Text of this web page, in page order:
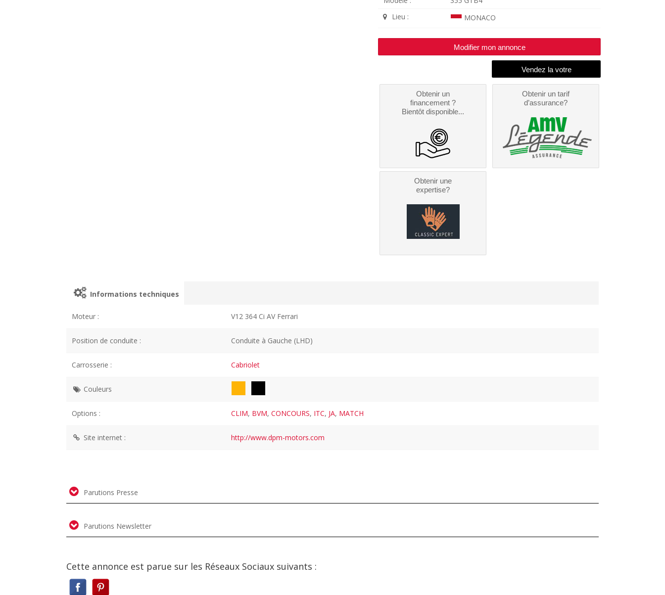
Lieu :
MONACO
Modifier mon annonce
Obtenir un
financement ?
Bientôt disponible...
Obtenir un tarif
d’assurance?
Obtenir une
expertise?
Informations techniques
Moteur : V12 364 Ci AV Ferrari
Position de conduite : Conduite à Gauche (LHD)
Carrosserie : Cabriolet
Couleurs
Options : CLIM, BVM,CONCOURS, ITC, JA, MATCH
Site internet : http://www.dpm-motors.com
Parutions Presse
Parutions Newsletter
Cette annonce est parue sur les Réseaux Sociaux suivants :